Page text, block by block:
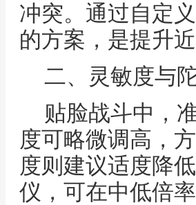
冲突。通过自定
的方案，是提升
二、灵敏度与
贴脸战斗中，
度可略微调高，
度则建议适度降
仪，可在中低倍